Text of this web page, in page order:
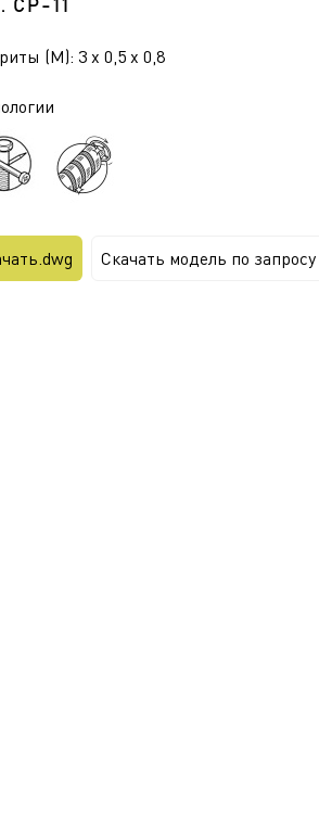
СР-11
(М): 3 x 0,5 x 0,8
Скачать модель по запросу